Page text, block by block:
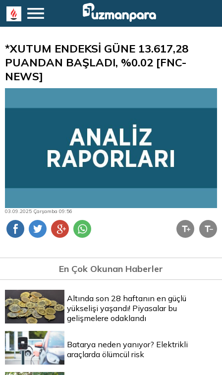
*XUTUM ENDEKSİ GÜNE 13.617,28
PUANDAN BAŞLADI, %0.02 [FNC-
NEWS]
03.09.2025 Çarşamba 09:56
En Çok Okunan Haberler
Altında son 28 haftanın en güçlü
yükselişi yaşandı! Piyasalar bu
gelişmelere odaklandı
Batarya neden yanıyor? Elektrikli
araçlarda ölümcül risk